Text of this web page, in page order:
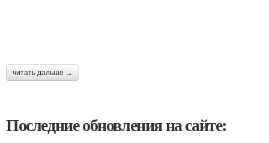
читать дальше →
Последние обновления на сайте: